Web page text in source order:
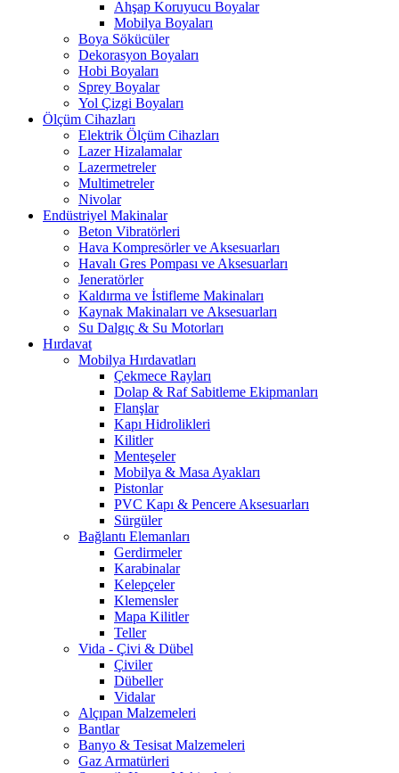
Ahşap Koruyucu Boyalar
Mobilya Boyaları
Boya Sökücüler
Dekorasyon Boyaları
Hobi Boyaları
Sprey Boyalar
Yol Çizgi Boyaları
Ölçüm Cihazları
Elektrik Ölçüm Cihazları
Lazer Hizalamalar
Lazermetreler
Multimetreler
Nivolar
Endüstriyel Makinalar
Beton Vibratörleri
Hava Kompresörler ve Aksesuarları
Havalı Gres Pompası ve Aksesuarları
Jeneratörler
Kaldırma ve İstifleme Makinaları
Kaynak Makinaları ve Aksesuarları
Su Dalgıç & Su Motorları
Hırdavat
Mobilya Hırdavatları
Çekmece Rayları
Dolap & Raf Sabitleme Ekipmanları
Flanşlar
Kapı Hidrolikleri
Kilitler
Menteşeler
Mobilya & Masa Ayakları
Pistonlar
PVC Kapı & Pencere Aksesuarları
Sürgüler
Bağlantı Elemanları
Gerdirmeler
Karabinalar
Kelepçeler
Klemensler
Mapa Kilitler
Teller
Vida - Çivi & Dübel
Çiviler
Dübeller
Vidalar
Alçıpan Malzemeleri
Bantlar
Banyo & Tesisat Malzemeleri
Gaz Armatürleri